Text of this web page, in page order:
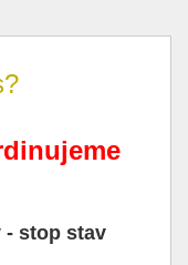
- stop stav